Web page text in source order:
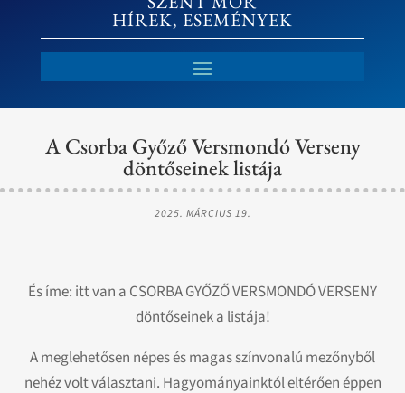
HÍREK, ESEMÉNYEK
A Csorba Győző Versmondó Verseny
döntőseinek listája
2025. MÁRCIUS 19.
És íme: itt van a CSORBA GYŐZŐ VERSMONDÓ VERSENY
döntőseinek a listája!
A meglehetősen népes és magas színvonalú mezőnyből
nehéz volt választani. Hagyományainktól eltérően éppen